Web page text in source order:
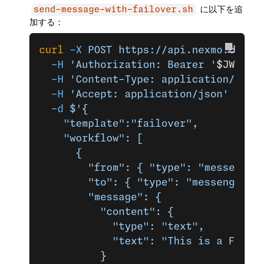
send-message-with-failover.sh
に以下を追
加する：
curl -X POST https://api.nexmo.com/
  -H
'Authorization: Bearer ' $JWT
  -H
'Content-Type: application/json'
  -H
'Accept: application/json'
  -d
$'{
    "template":"failover",
    "workflow": [
      {
"from": { "type":
"to": { "type": "messenger",
        "message": {
          "content": {
            "type": "text",
"text": "This is a
          }